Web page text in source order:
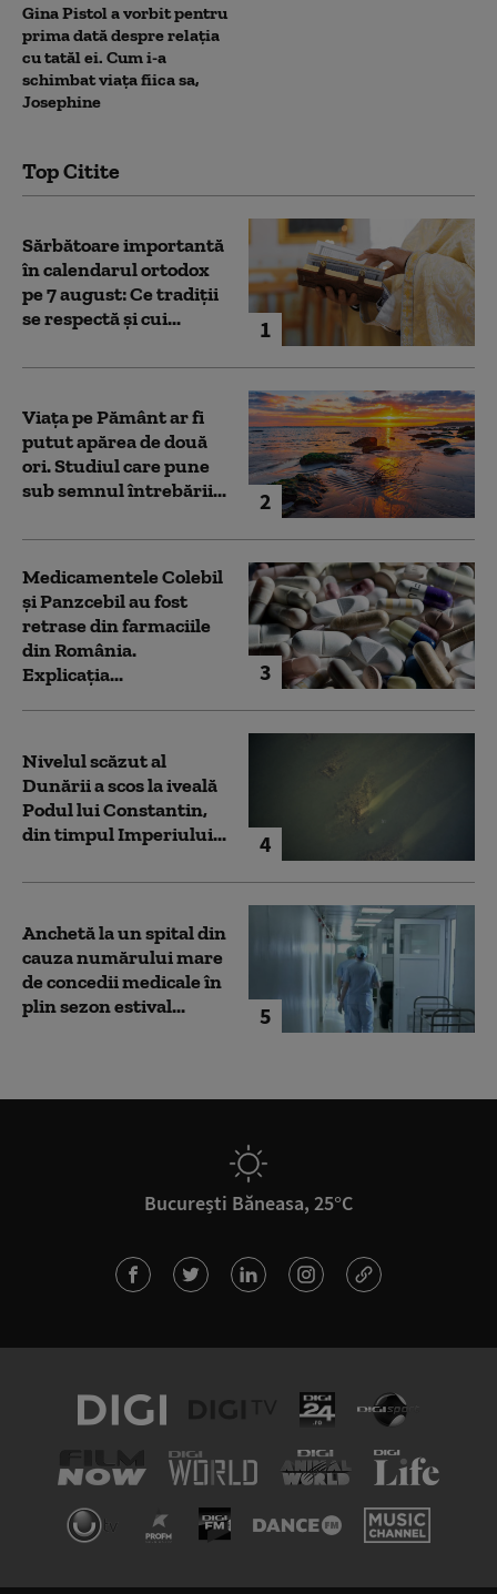
Gina Pistol a vorbit pentru
prima dată despre relația
cu tatăl ei. Cum i-a
schimbat viața fiica sa,
Josephine
Top Citite
1
Sărbătoare importantă
în calendarul ortodox
pe 7 august: Ce tradiții
se respectă și cui...
2
Viața pe Pământ ar fi
putut apărea de două
ori. Studiul care pune
sub semnul întrebării...
3
Medicamentele Colebil
și Panzcebil au fost
retrase din farmaciile
din România.
Explicația...
4
Nivelul scăzut al
Dunării a scos la iveală
Podul lui Constantin,
din timpul Imperiului...
5
Anchetă la un spital din
cauza numărului mare
de concedii medicale în
plin sezon estival...
București Băneasa, 25°C